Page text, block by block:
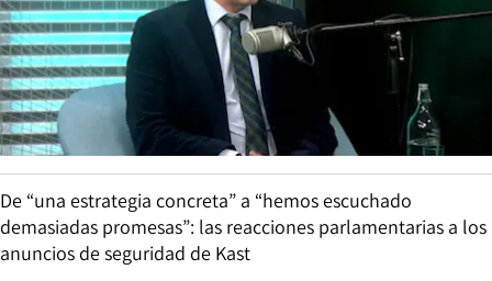
De “una estrategia concreta” a “hemos escuchado
demasiadas promesas”: las reacciones parlamentarias a los
anuncios de seguridad de Kast